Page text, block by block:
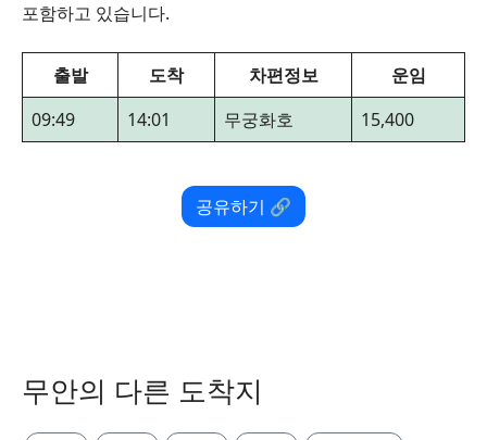
포함하고 있습니다.
출발 도착 차편정보
운임
09:49
14:01 무궁화호 15,400
공유하기 🔗
무안의 다른 도착지